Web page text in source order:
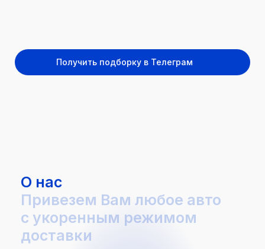
Получить подборку в Телеграм
О нас
Привезем Вам любое авто
с укоренным режимом
доставки